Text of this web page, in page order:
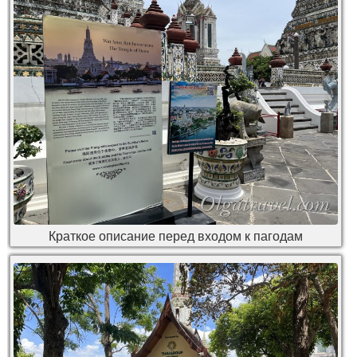
Краткое описание перед входом к пагодам